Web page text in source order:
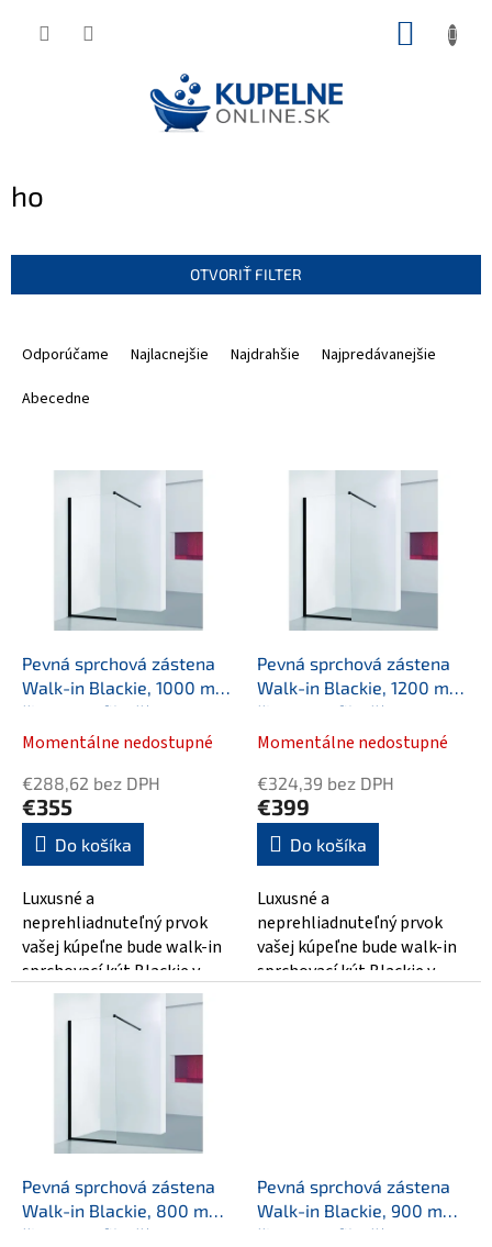
ho
OTVORIŤ FILTER
Odporúčame Najlacnejšie Najdrahšie
Najpredávanejšie
Abecedne
Pevná sprchová zástena
Walk-in Blackie, 1000 mm,
čierne profily, číre
bezpečnostné sklo
Momentálne nedostupné
€288,62 bez DPH
€355
Do košíka
Luxusné a
neprehliadnuteľný prvok
vašej kúpeľne bude walk-in
sprchovací kút Blackie v
trendovo čiernej farbe.
Bezdvéřové sprchové kúty...
Pevná sprchová zástena
Walk-in Blackie, 1200 mm,
čierne profily, číre
bezpečnostné sklo
Momentálne nedostupné
€324,39 bez DPH
€399
Do košíka
Luxusné a
neprehliadnuteľný prvok
vašej kúpeľne bude walk-in
sprchovací kút Blackie v
Pevná sprchová zástena
Walk-in Blackie, 800 mm,
čierne profily, číre
Pevná sprchová zástena
Walk-in Blackie, 900 mm,
čierne profily, číre